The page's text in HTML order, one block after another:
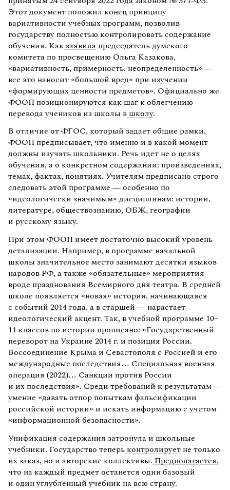
Этот документ положил конец принципу
вариативности учебных программ, позволив
государству полностью контролировать содержание
обучения. Как заявила председатель думского
комитета по просвещению Ольга Казакова,
«вариативность, примерность, неопределенность» —
все это наносит «большой вред» при изучении
«формирующих ценности предметов». Официально же
ФООП позиционируются как шаг к облегчению
перевода учеников из школы в школу.
В отличие от ФГОС, который задает общие рамки,
ФООП предписывает, что именно и в какой момент
должны изучать школьники. Речь идет не о целях
обучения, а о конкретном содержании: произведениях,
темах, фактах, понятиях. Учителям предписано строго
следовать этой программе — особенно по
«идеологически значимым» дисциплинам: истории,
литературе, обществознанию, ОБЖ, географии
и русскому языку.
При этом ФООП имеет достаточно высокий уровень
детализации. Например, в программе начальной
школы значительное место занимают десятки языков
народов РФ, а также «обязательные» мероприятия
вроде празднования Всемирного дня театра. В средней
школе появляется «новая» история, начинающаяся
с событий 2014 года, а в старшей — нарастает
идеологический акцент. Так, в учебной программе 10–
11 классов по истории прописано: «Государственный
переворот на Украине 2014 г. и позиция России.
Воссоединение Крыма и Севастополя с Россией и его
международные последствия… Специальная военная
операция (2022)… Санкции против России
и их последствия». Среди требований к результатам —
умение «давать отпор попыткам фальсификации
российской истории» и искать информацию с учетом
«информационной безопасности».
Унификация содержания затронула и школьные
учебники. Государство теперь контролирует не только
их заказ, но и авторские коллективы. Предполагается,
что на каждый предмет останется один базовый
и один углубленный учебник на всю страну.